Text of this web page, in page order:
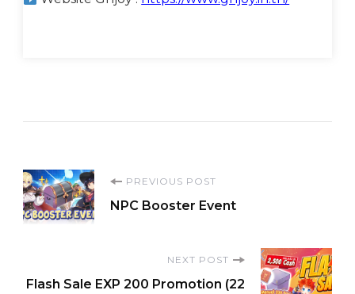
Post
Navigation
PREVIOUS POST
NPC Booster Event
NEXT POST
Flash Sale EXP 200 Promotion (22